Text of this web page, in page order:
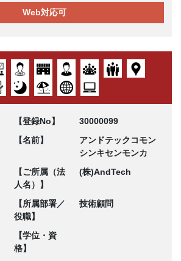
Web対応可
【登録No】
30000099
【名前】
アンドテックコモン
シンキセンモンカ
【ご所属（法
人名）】
(株)AndTech
【所属部署／
役職】
技術顧問
【学位・資
格】